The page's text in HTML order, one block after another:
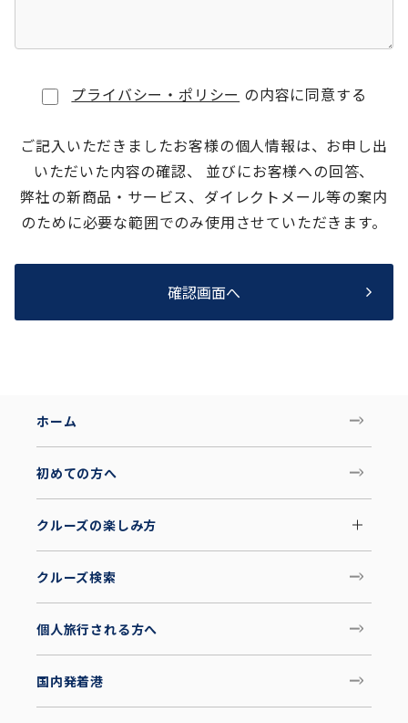
プライバシー・ポリシー の内容に同意する
ご記入いただきましたお客様の個人情報は、お申し出
いただいた内容の確認、 並びにお客様への回答、
弊社の新商品・サービス、ダイレクトメール等の案内
のために必要な範囲でのみ使用させていただきます。
確認画面へ
ホーム
初めての方へ
クルーズの楽しみ方
クルーズ検索
個人旅行される方へ
国内発着港